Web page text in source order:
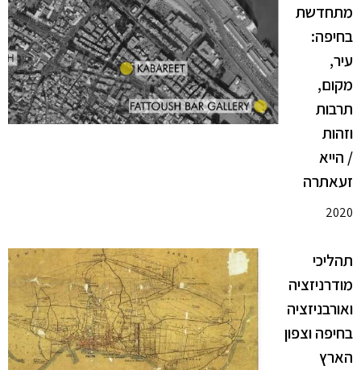
מתחדשת
בחיפה:
עיר,
מקום,
תרבות
וזהות
/ הייא
זעאתרה
2020
תהליכי
מודרניזציה
ואורבניזציה
בחיפה וצפון
הארץ